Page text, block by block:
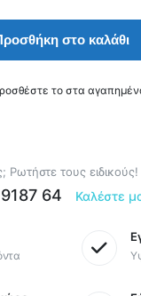
στο καλάθι
το στα
Ρωτήστε τους ειδικούς!
64 Καλέστε